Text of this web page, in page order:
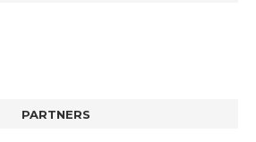
PARTNERS